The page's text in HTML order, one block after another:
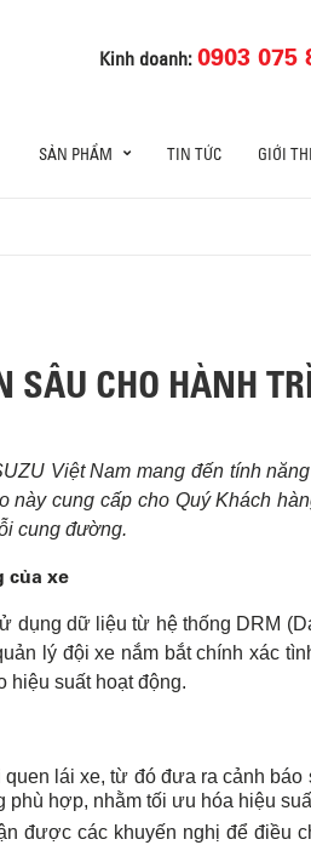
Kinh doanh:0903 075
SẢN PHẨM TIN TỨC GIỚI
SÂU CHO HÀNH
Việt Nam mang đến tính
cung cấp cho Quý Khách
cung đường.
của xe
dụng dữ liệu từ hệ thống DRM
lý đội xe nắm bắt chính xác
hiệu suất hoạt động.
lái xe, từ đó đưa ra cảnh
hợp, nhằm tối ưu hóa hiệu
được các khuyến nghị để điều